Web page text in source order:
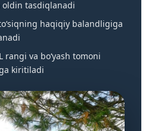
tasdiqlanadi
haqiqiy balandligiga
rangi va bo‘yash tomoni
kiritiladi